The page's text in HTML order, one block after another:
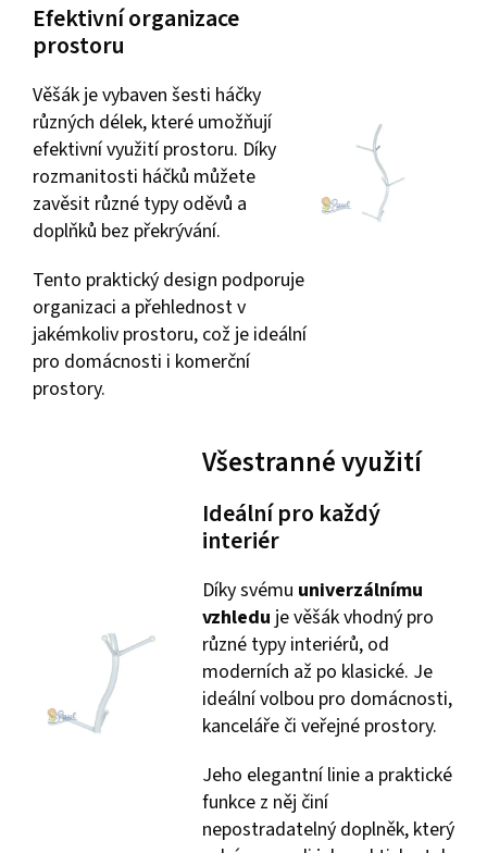
Efektivní organizace
prostoru
Věšák je vybaven šesti háčky
různých délek, které umožňují
efektivní využití prostoru. Díky
rozmanitosti háčků můžete
zavěsit různé typy oděvů a
doplňků bez překrývání.
Tento praktický design podporuje
organizaci a přehlednost v
jakémkoliv prostoru, což je ideální
pro domácnosti i komerční
prostory.
Všestranné využití
Ideální pro každý
interiér
Díky svému univerzálnímu
vzhledu je věšák vhodný pro
různé typy interiérů, od
moderních až po klasické. Je
ideální volbou pro domácnosti,
kanceláře či veřejné prostory.
Jeho elegantní linie a praktické
funkce z něj činí
nepostradatelný doplněk, který